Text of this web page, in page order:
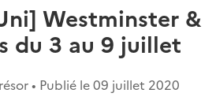
Westminster &
du 3 au 9 juillet
• Publié le09 juillet 2020